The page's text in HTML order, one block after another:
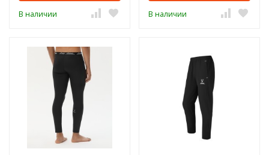
В наличии В наличии